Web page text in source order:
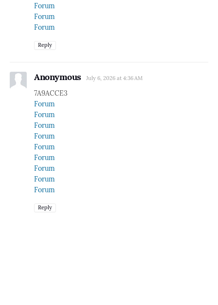
Forum
Forum
Forum
Reply
Anonymous July 6, 2026 at 4:36 AM
7A9ACCE3
Forum
Forum
Forum
Forum
Forum
Forum
Forum
Forum
Forum
Reply